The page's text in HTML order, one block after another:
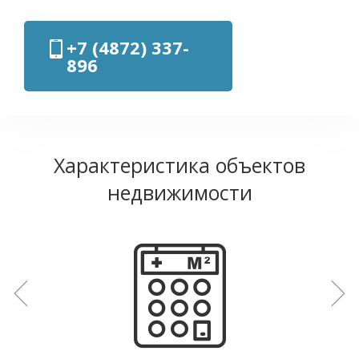
+7 (4872) 337-
896
Характеристика объектов
недвижимости